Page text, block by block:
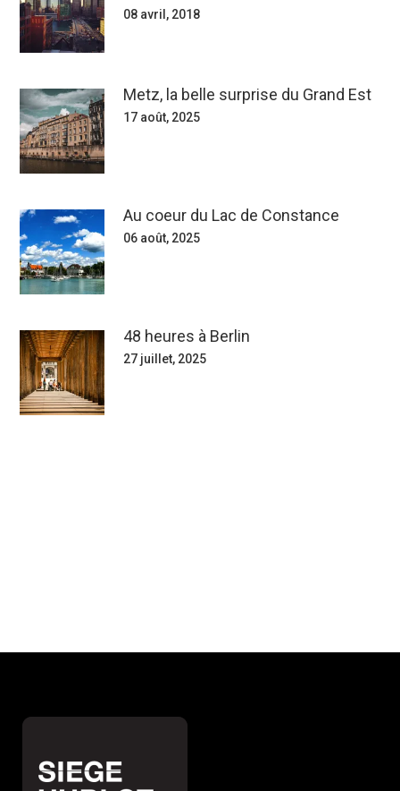
08 avril, 2018
Metz, la belle surprise du Grand Est
17 août, 2025
Au coeur du Lac de Constance
06 août, 2025
48 heures à Berlin
27 juillet, 2025